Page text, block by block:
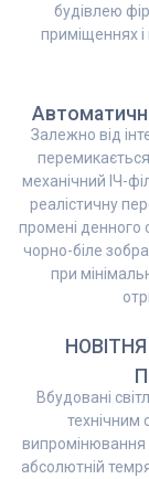
будівлею
приміщеннях і
Залежно від
механічний ІЧ-
реалістичну
промені денного
чорно-біле
при
Вбудовані
технічним
випромінювання
абсолютній